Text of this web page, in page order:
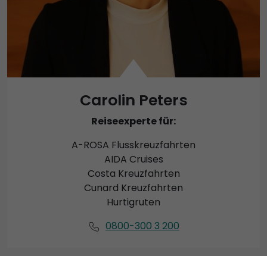
Carolin Peters
Reiseexperte für:
A-ROSA Flusskreuzfahrten
AIDA Cruises
Costa Kreuzfahrten
Cunard Kreuzfahrten
Hurtigruten
0800-300 3 200